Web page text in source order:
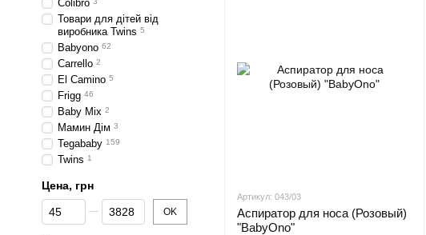
Артикул: 043/03
Аспиратор для носа (Розовый)
"BabyOno"
Colibro
Товари для дітей від
виробника Twins 5
Babyono 62
Carrello 2
El Camino 5
Frigg 46
Baby Mix 2
Мамин Дім 3
Tegababy 159
Twins 1
Цена, грн
От Цена, грн
До Цена, грн OK